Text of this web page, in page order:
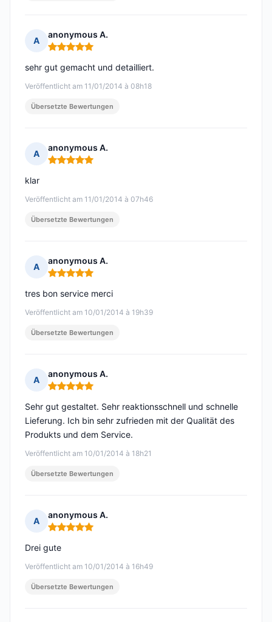
A
anonymous A.
Hinweis: 5 von 5
Veröffentlicht am 11/01/2014 à 08h18
sehr gut gemacht und detailliert.
Übersetzte Bewertungen
A
anonymous A.
Hinweis: 5 von 5
Veröffentlicht am 11/01/2014 à 07h46
klar
Übersetzte Bewertungen
A
anonymous A.
Hinweis: 5 von 5
Veröffentlicht am 10/01/2014 à 19h39
tres bon service merci
Übersetzte Bewertungen
A
anonymous A.
Hinweis: 5 von 5
Veröffentlicht am 10/01/2014 à 18h21
Sehr gut gestaltet. Sehr reaktionsschnell und schnelle
Lieferung. Ich bin sehr zufrieden mit der Qualität des
Produkts und dem Service.
Übersetzte Bewertungen
A
anonymous A.
Hinweis: 5 von 5
Veröffentlicht am 10/01/2014 à 16h49
Drei gute
Übersetzte Bewertungen